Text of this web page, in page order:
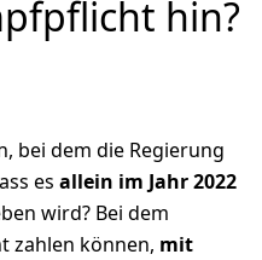
hin?
bei dem die Regierung
es allein im Jahr 2022
wird? Bei dem
zahlen können, mit